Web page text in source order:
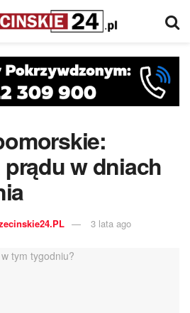
prądu w dniach
3 lata ago